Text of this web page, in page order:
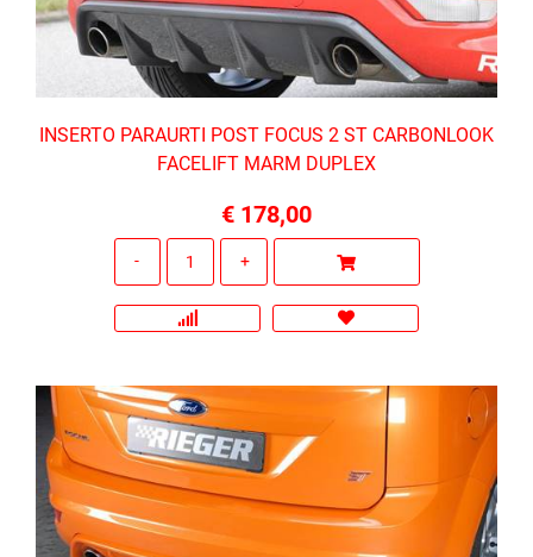
INSERTO PARAURTI POST FOCUS 2 ST CARBONLOOK
FACELIFT MARM DUPLEX
€ 178,00